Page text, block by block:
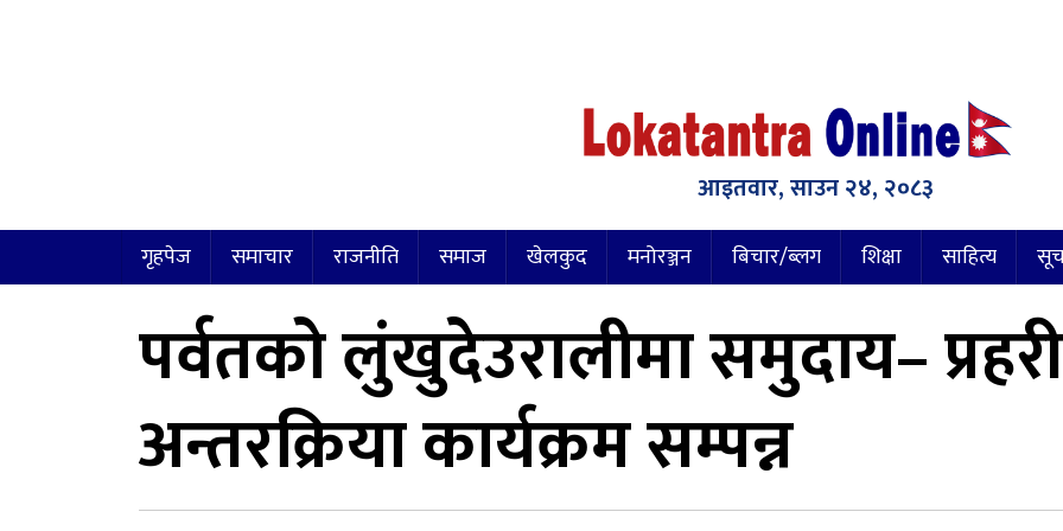
आइतवार, साउन २४, २०८३
गृहपेज समाचार राजनीति समाज खेलकुद मनोरञ्जन बिचार/ब्लग शिक्षा साहित्य
पर्वतको लुंखुदेउरालीमा समुदाय–
अन्तरक्रिया कार्यक्रम सम्पन्न